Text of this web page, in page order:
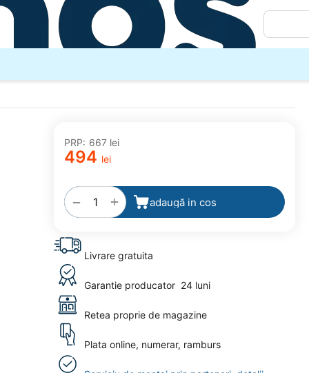
PRP: ‍667‍ lei
‍494‍ lei
+
− adaugă in cos
la
favorite
Livrare gratuita
Garantie producator 24 luni
Retea proprie de magazine
Plata online, numerar, ramburs